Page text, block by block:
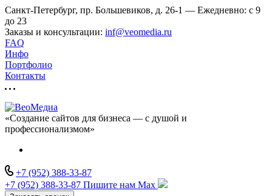
Санкт-Петербург, пр. Большевиков, д. 26-1 — Ежедневно: с 9
до 23
Заказы и консультации: inf@veomedia.ru
FAQ
Инфо
Портфолио
Контакты
«Создание сайтов для бизнеса — с душой и
профессионализмом»
+7 (952) 388-33-87
+7 (952) 388-33-87 Пишите нам Max